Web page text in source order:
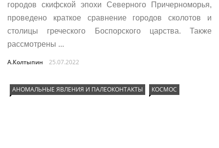
городов скифской эпохи Северного Причерноморья,
проведено краткое сравнение городов сколотов и
столицы греческого Боспорского царства. Также
рассмотрены ...
А.Колтыпин 25.07.2022
АНОМАЛЬНЫЕ ЯВЛЕНИЯ И ПАЛЕОКОНТАКТЫ КОСМОС